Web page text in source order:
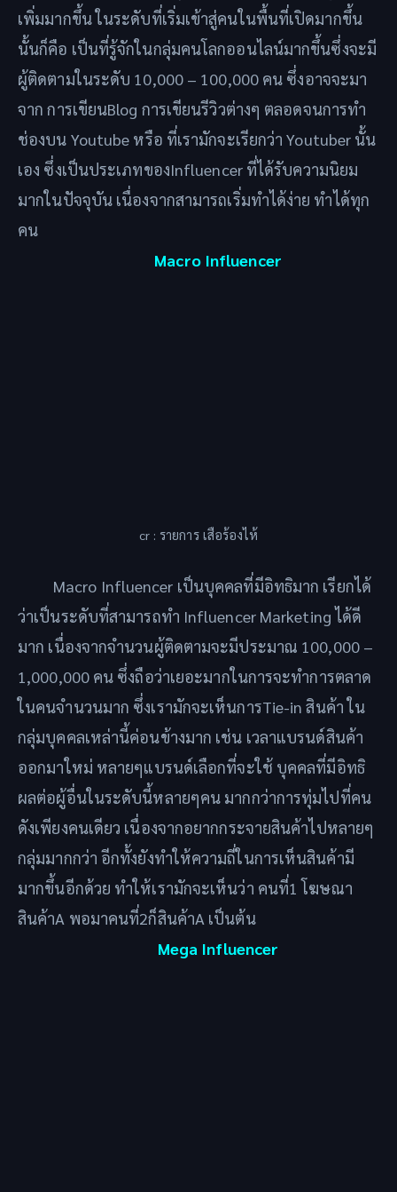
เพิ่มมากขึ้น ในระดับที่เริ่มเข้าสู่คนในพื้นที่เปิดมากขึ้น
นั้นก็คือ เป็นที่รู้จักในกลุ่มคนโลกออนไลน์มากขึ้นซึ่งจะมี
ผู้ติดตามในระดับ 10,000 – 100,000 คน ซึ่งอาจจะมา
จาก การเขียนBlog การเขียนรีวิวต่างๆ ตลอดจนการทำ
ช่องบน ​Youtube หรือ ที่เรามักจะเรียกว่า Youtuber นั้น
เอง ซึ่งเป็นประเภทของInfluencer ที่ได้รับความนิยม
มากในปัจจุบัน เนื่องจากสามารถเริ่มทำได้ง่าย ทำได้ทุก
คน
Macro Influencer
cr : รายการ เสือร้องไห้
Macro Influencer เป็นบุคคลที่มีอิทธิมาก เรียกได้
ว่าเป็นระดับที่สามารถทำ Influencer Marketing ได้ดี
มาก เนื่องจากจำนวนผู้ติดตามจะมีประมาณ 100,000 –
1,000,000 คน ซึ่งถือว่าเยอะมากในการจะทำการตลาด
ในคนจำนวนมาก ซึ่งเรามักจะเห็นการTie-in สินค้า ใน
กลุ่มบุคคลเหล่านี้ค่อนข้างมาก เช่น เวลาแบรนด์สินค้า
ออกมาใหม่ หลายๆแบรนด์เลือกที่จะใช้ บุคคลที่มีอิทธิ
ผลต่อผู้อื่นในระดับนี้หลายๆคน มากกว่าการทุ่มไปที่คน
ดังเพียงคนเดียว เนื่องจากอยากกระจายสินค้าไปหลายๆ
กลุ่มมากกว่า อีกทั้งยังทำให้ความถี่ในการเห็นสินค้ามี
มากขึ้นอีกด้วย ทำให้เรามักจะเห็นว่า คนที่1 โฆษณา
สินค้าA พอมาคนที่2ก็สินค้าA เป็นต้น
Mega Influencer